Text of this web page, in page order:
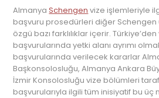
AlmanyaSchengen vize işlemleriyle
başvuru prosedürleri diğer
özgü bazı farklılıklar içerir.
başvurularında yetki alanı ayrımı
başvurularında verilecek kararlar
Başkonsolosluğu, Almanya Ankara
İzmir Konsolosluğu vize bölümleri
başvurularıyla ilgili tüm inisiyatif bu üç